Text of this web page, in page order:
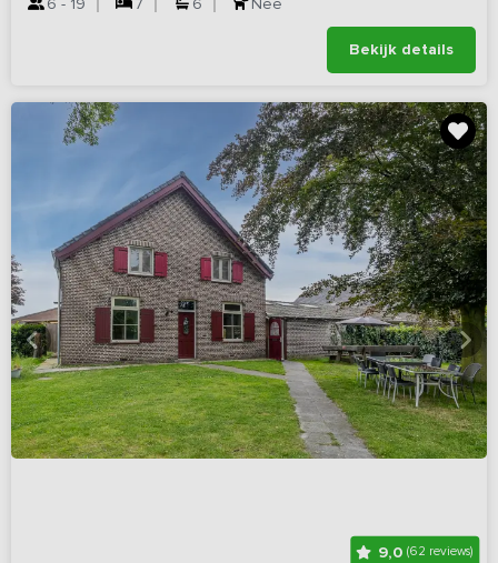
6 - 19 7 6 Nee
Bekijk details
9,0 (62 reviews)